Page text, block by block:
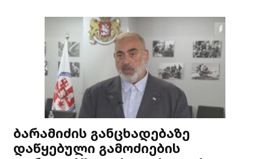
ბარამიძის განცხადებაზე
დაწყებული გამოძიების